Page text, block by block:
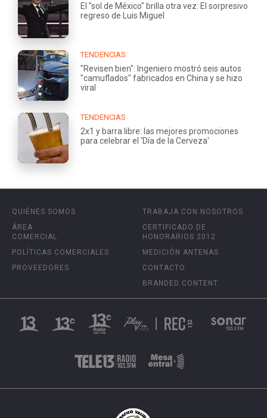
El "sol de México" brilla otra vez: El sorpresivo
regreso de Luis Miguel
TENDENCIAS
"Revisen bien": Ingeniero mostró seis autos
"camuflados" fabricados en China y se hizo
viral
TENDENCIAS
2x1 y barra libre: las mejores promociones
para celebrar el 'Día de la Cerveza'
QUIÉNES SOMOS
ÁREA
COMERCIAL
POLÍTICAS COMERCIALES
PROVEEDORES
TRABAJA CON NOSOTROS
CERTIFICADO DE
HONORARIOS 2012
MEDICIÓN ANTENAS
CONTACTO
BRANDED CONTENT